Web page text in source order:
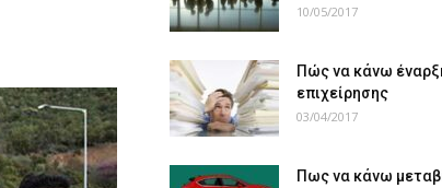
10/05/2017
Πώς να κάνω
επιχείρησης
03/04/2017
Πως να κάνω